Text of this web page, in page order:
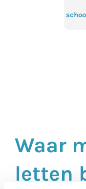
Waar
letten